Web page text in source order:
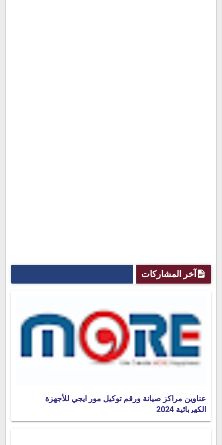
آخر المشاركات
عناوين مراكز صيانة ورقم توكيل مور ايجي للأجهزة
الكهربائية 2024